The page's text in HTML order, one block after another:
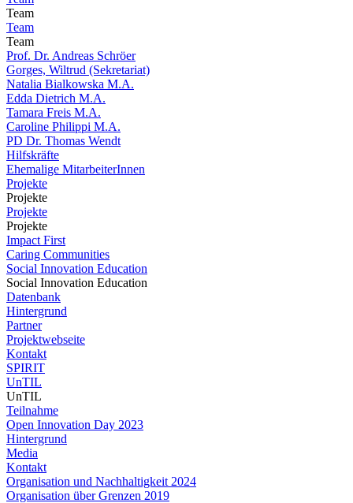
Team
Team
Team
Prof. Dr. Andreas Schröer
Gorges, Wiltrud (Sekretariat)
Natalia Bialkowska M.A.
Edda Dietrich M.A.
Tamara Freis M.A.
Caroline Philippi M.A.
PD Dr. Thomas Wendt
Hilfskräfte
Ehemalige MitarbeiterInnen
Projekte
Projekte
Projekte
Projekte
Impact First
Caring Communities
Social Innovation Education
Social Innovation Education
Datenbank
Hintergrund
Partner
Projektwebseite
Kontakt
SPIRIT
UnTIL
UnTIL
Teilnahme
Open Innovation Day 2023
Hintergrund
Media
Kontakt
Organisation und Nachhaltigkeit 2024
Organisation über Grenzen 2019